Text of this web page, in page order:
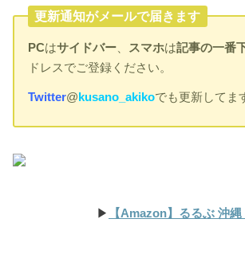
更新通知がメールで届きます
PCはサイドバー スマホは記事の一番
ドレスでご登録ください。
Twitter@ kusano_akikoでも更新してま
▶︎ 【Amazon】るるぶ 沖縄